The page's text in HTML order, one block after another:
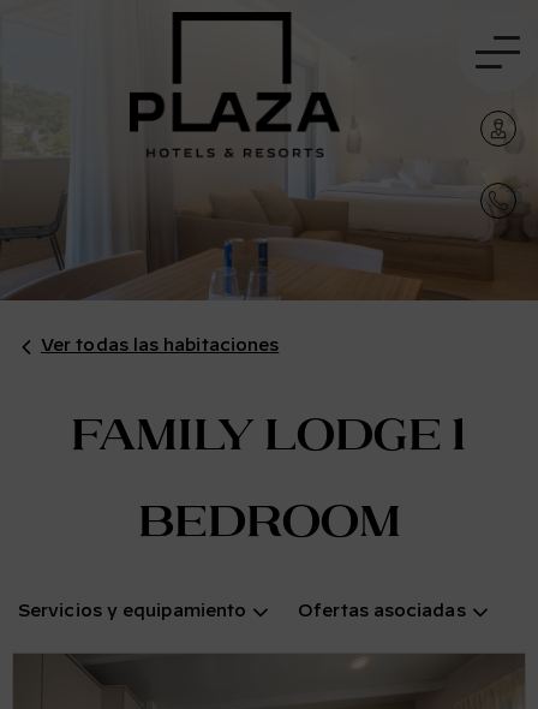
Ver todas las habitaciones
Family Lodge 1
Bedroom
Servicios y equipamiento Ofertas asociadas